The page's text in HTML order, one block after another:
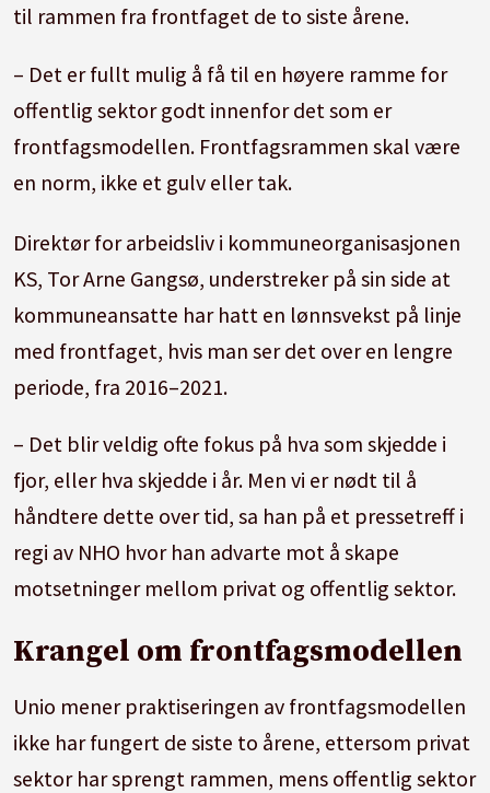
til rammen fra frontfaget de to siste årene.
– Det er fullt mulig å få til en høyere ramme for
offentlig sektor godt innenfor det som er
frontfagsmodellen. Frontfagsrammen skal være
en norm, ikke et gulv eller tak.
Direktør for arbeidsliv i kommuneorganisasjonen
KS, Tor Arne Gangsø, understreker på sin side at
kommuneansatte har hatt en lønnsvekst på linje
med frontfaget, hvis man ser det over en lengre
periode, fra 2016–2021.
– Det blir veldig ofte fokus på hva som skjedde i
fjor, eller hva skjedde i år. Men vi er nødt til å
håndtere dette over tid, sa han på et pressetreff i
regi av NHO hvor han advarte mot å skape
motsetninger mellom privat og offentlig sektor.
Krangel om frontfagsmodellen
Unio mener praktiseringen av frontfagsmodellen
ikke har fungert de siste to årene, ettersom privat
sektor har sprengt rammen, mens offentlig sektor